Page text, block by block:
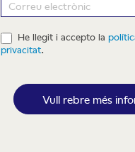
He llegit i accepto la
privacitat.
Vull rebre més